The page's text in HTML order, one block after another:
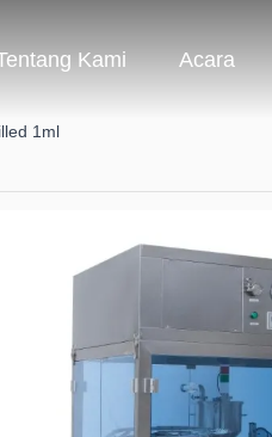
Kami Acara
1ml